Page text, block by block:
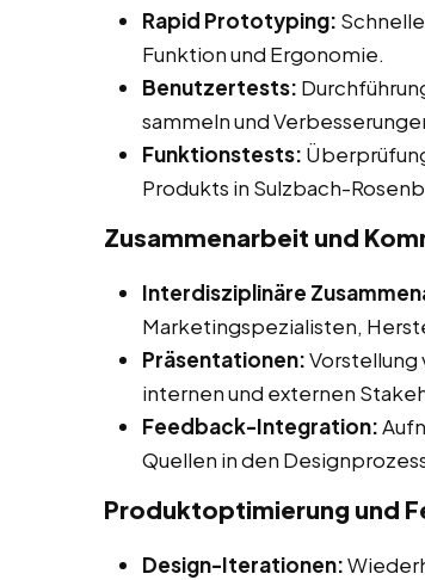
Rapid Prototyping:
Funktion und Ergonomie.
Benutzertests:
sammeln und
Funktionstests:
Produkts in Sulzbach-
Zusammenarbeit und
Interdisziplinäre
Marketingspezialisten,
Präsentationen:
internen und externen
Feedback-Integration:
Quellen in den
Produktoptimierung und
Design-Iterationen: